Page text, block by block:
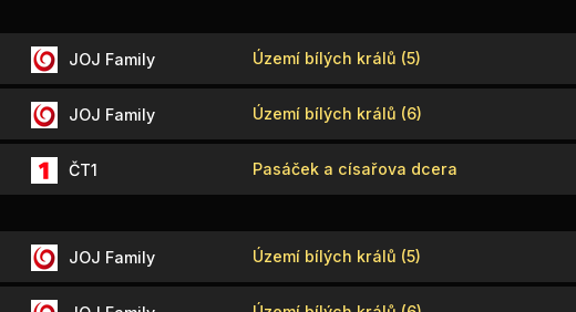
JOJ Family Území bílých králů (5)
JOJ Family Území bílých králů (6)
ČT1 Pasáček a císařova dcera
JOJ Family Území bílých králů (5)